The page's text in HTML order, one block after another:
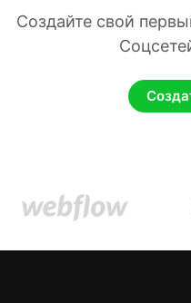
Создайте свой